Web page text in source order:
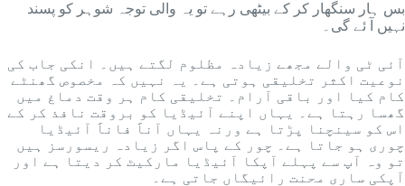
بس ہار سنگھار کر کے بیٹھی رہے تو یہ والی توجہ شوہر کو پسند
نہیں آ ئے گی۔
آئی ٹی والے مجھے زیادہ مظلوم لگتے ہیں۔ انکی جاب کی
نوعیت اکثر تخلیقی ہوتی ہے۔ یہ نہیں کہ مخصوص گھنٹے
کام کیا اور باقی آرام۔ تخلیقی کام ہر وقت دماغ میں
گھسا رہتا ہے۔ یہاں اپنے آئیڈیا کو بروقت نافذ کر کے
اس کو سینچنا پڑتا ہے ورنہ یہاں آناََ فاناََ آئیڈیا
چوری ہو جاتا ہے۔ چور کے پاس اگر زیادہ ریسورسز ہیں
تو وہ آپ سے پہلے آپکا آئیڈیا مارکیٹ کر دیتا ہے اور
آپکی ساری محنت رائیگاں جاتی ہے۔